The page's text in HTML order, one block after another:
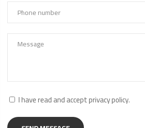
I have read and acceptprivacy policy.